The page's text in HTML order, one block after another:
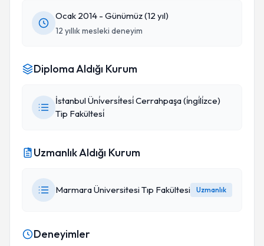
Ocak 2014 - Günümüz (12 yıl)
12 yıllık mesleki deneyim
Diploma Aldığı Kurum
İstanbul Üni̇versi̇tesi̇ Cerrahpaşa (i̇ngi̇li̇zce)
Tip Fakültesi̇
Uzmanlık Aldığı Kurum
Marmara Üniversitesi Tıp Fakültesi Uzmanlık
Deneyimler